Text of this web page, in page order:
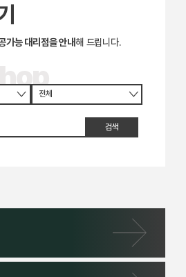
가능 대리점을 안내해 드립니다.
검색